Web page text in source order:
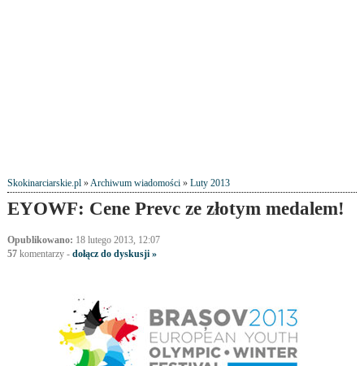
Skokinarciarskie.pl»Archiwum wiadomości» Luty 2013
EYOWF: Cene Prevc ze złotym medalem!
Opublikowano: 18 lutego 2013, 12:07
57komentarzy- dołącz do dyskusji »